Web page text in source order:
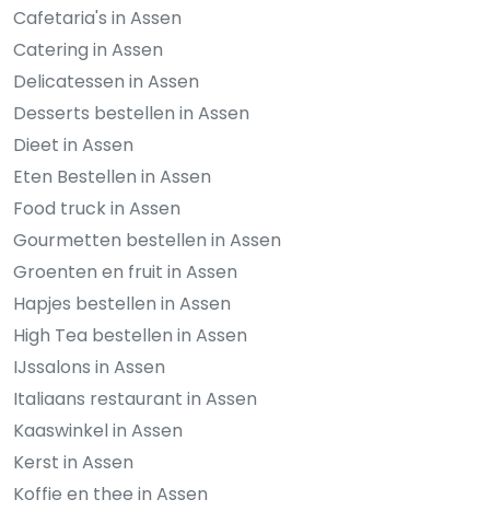
Cafetaria's in Assen
Catering in Assen
Delicatessen in Assen
Desserts bestellen in Assen
Dieet in Assen
Eten Bestellen in Assen
Food truck in Assen
Gourmetten bestellen in Assen
Groenten en fruit in Assen
Hapjes bestellen in Assen
High Tea bestellen in Assen
IJssalons in Assen
Italiaans restaurant in Assen
Kaaswinkel in Assen
Kerst in Assen
Koffie en thee in Assen